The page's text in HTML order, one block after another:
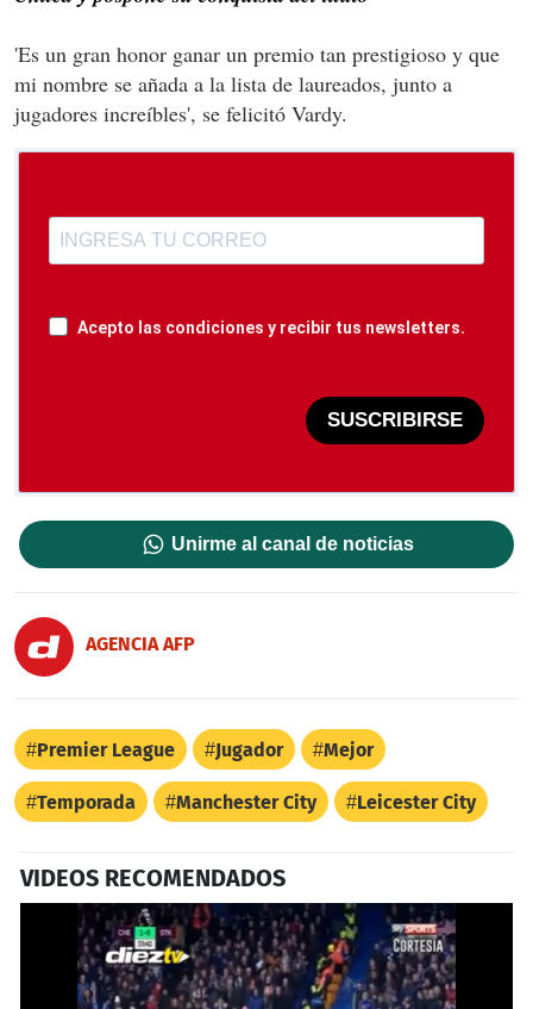
'Es un gran honor ganar un premio tan prestigioso y que
mi nombre se añada a la lista de laureados, junto a
jugadores increíbles', se felicitó Vardy.
Acepto las condiciones y recibir tus newsletters.
SUSCRIBIRSE
Unirme al canal de noticias
AGENCIA AFP
Premier League Jugador Mejor
Temporada Manchester City Leicester City
VIDEOS RECOMENDADOS